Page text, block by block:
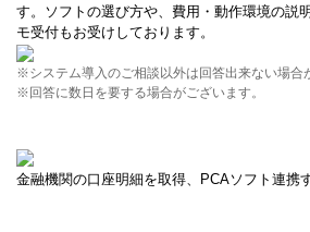
す。ソフトの選び方や、費用・動作環境の説
モ受付もお受けしております。
※システム導入のご相談以外は回答出来ない場合
※回答に数日を要する場合がございます。
金融機関の口座明細を取得、PCAソフト連携